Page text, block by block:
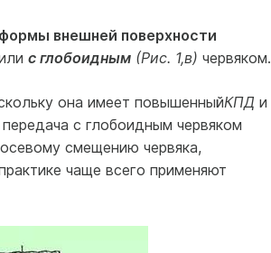
внешней поверхности
с глобоидным (Рис. 1,в) червяком.
она имеет повышенныйКПД и
с глобоидным червяком
смещению червяка,
чаще всего применяют